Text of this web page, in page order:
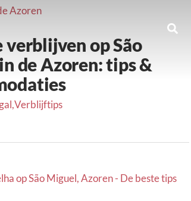
verblijven op São
de Azoren: tips &
,Verblijftips